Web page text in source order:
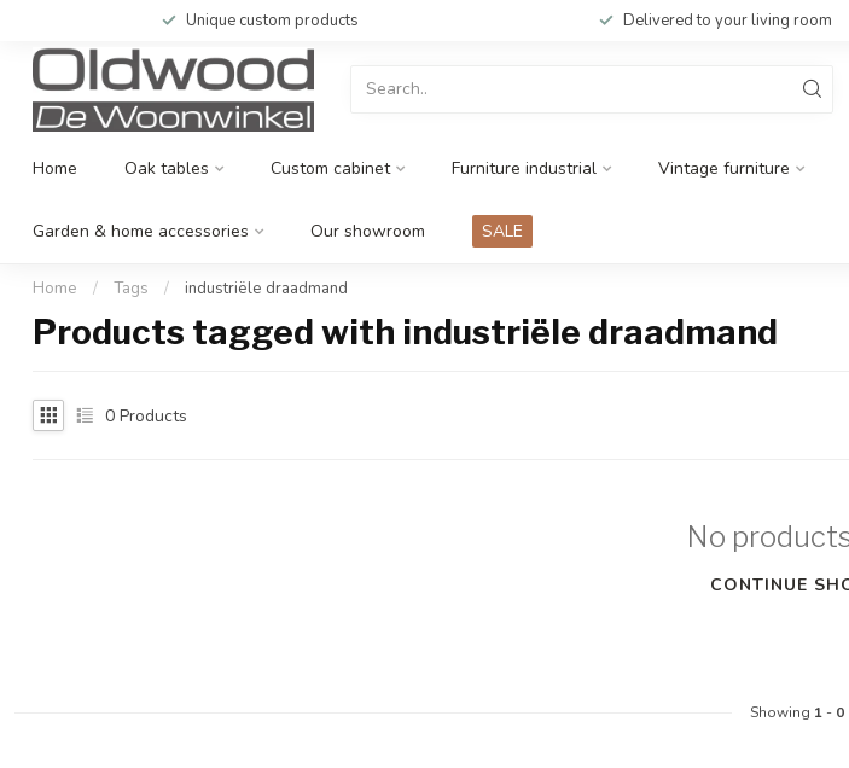
Unique custom products Delivered to your living room
Home Oak tables Custom cabinet Furniture industrial Vintage furniture
Garden & home accessories Our showroom SALE
Home / Tags / industriële draadmand
Products tagged with industriële draadmand
0 Products
No
CONTINUE
Showing 1- 0